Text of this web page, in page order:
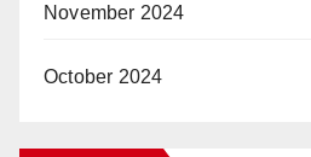
November 2024
October 2024